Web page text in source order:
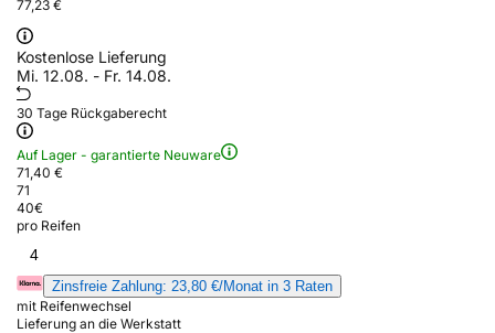
77,23 €
Kostenlose Lieferung
Mi. 12.08. - Fr. 14.08.
30 Tage Rückgaberecht
Auf Lager - garantierte Neuware
71,40 €
71
40€
pro Reifen
4
Zinsfreie Zahlung: 23,80 €/Monat in 3 Raten
mit Reifenwechsel
Lieferung an die Werkstatt